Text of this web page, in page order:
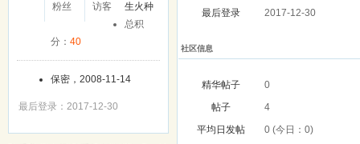
粉丝
访客
生火种
总积
分： 40
保密，2008-11-14
最后登录：2017-12-30
最后登录
2017-12-30
社区信息
精华帖子
0
帖子
4
平均日发帖
0 (今日：0)